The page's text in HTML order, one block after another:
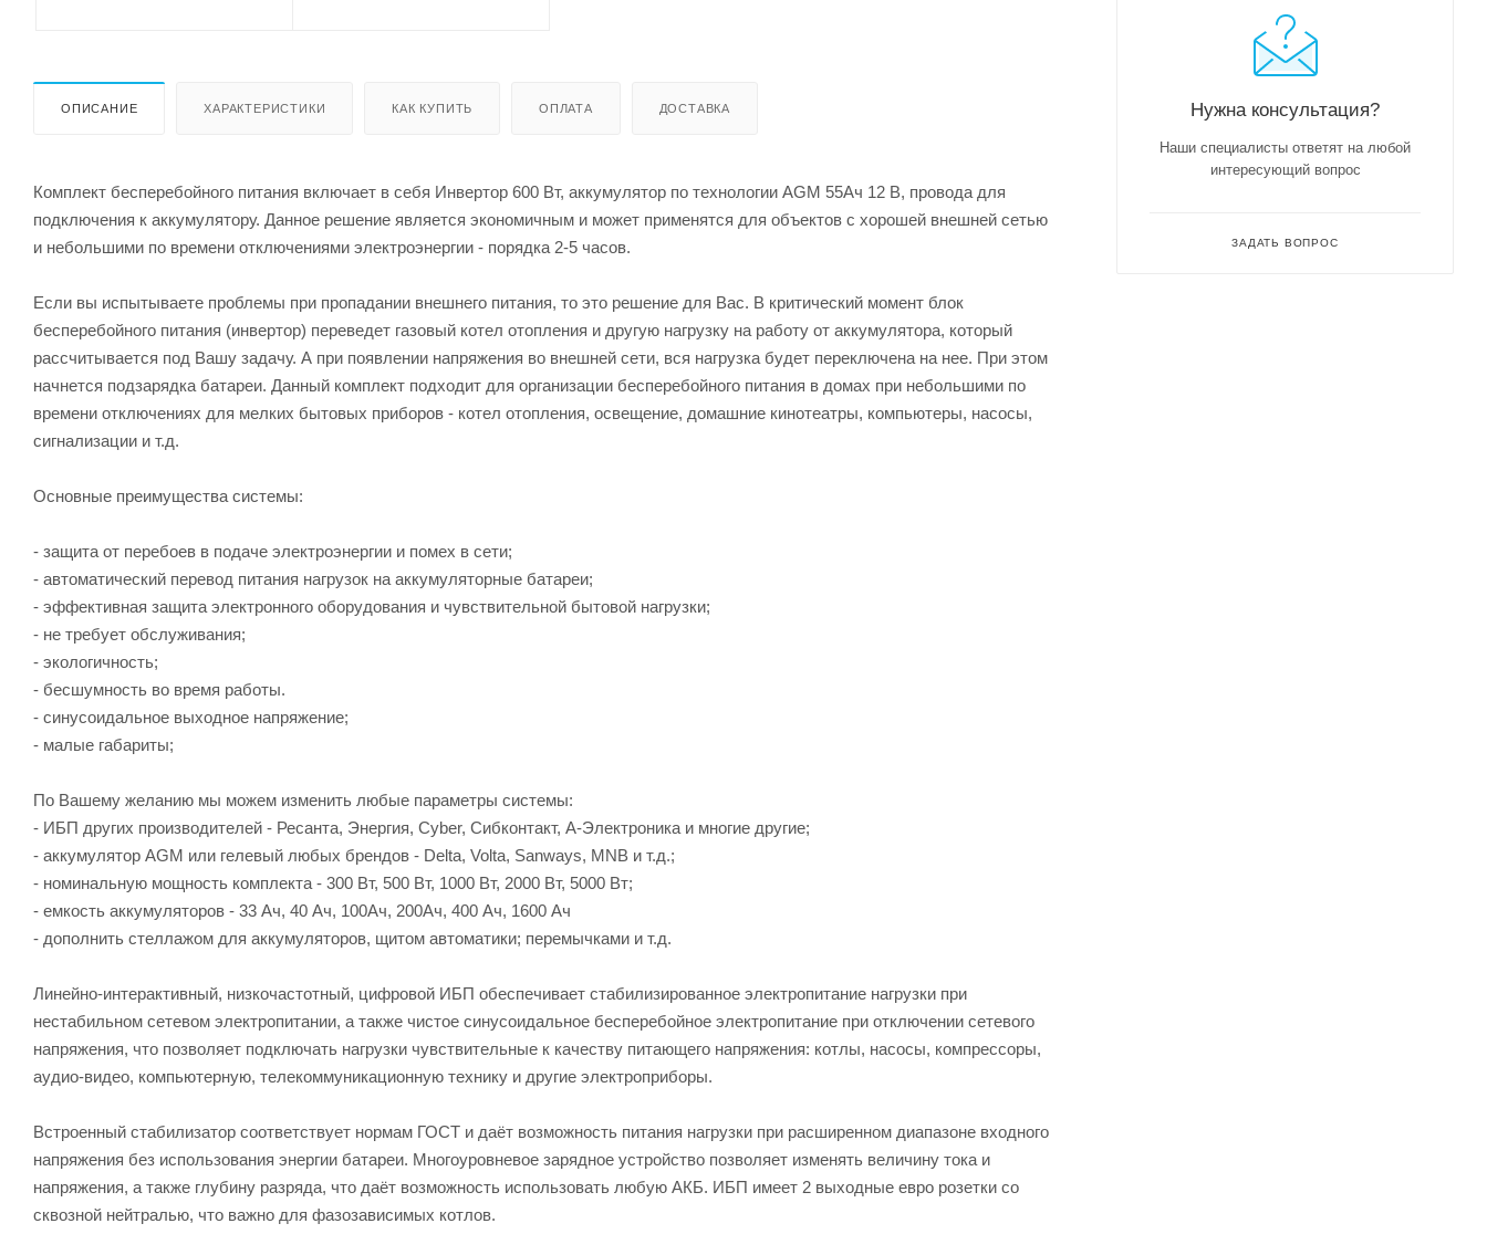
ОПИСАНИЕ ХАРАКТЕРИСТИКИ КАК КУПИТЬ ОПЛАТА ДОСТАВКА
Комплект бесперебойного питания включает в себя Инвертор 600 Вт, аккумулятор по технологии AGM 55Ач 12 В, провода для
подключения к аккумулятору. Данное решение является экономичным и может применятся для объектов с хорошей внешней сетью
и небольшими по времени отключениями электроэнергии - порядка 2-5 часов.
Если вы испытываете проблемы при пропадании внешнего питания, то это решение для Вас. В критический момент блок
бесперебойного питания (инвертор) переведет газовый котел отопления и другую нагрузку на работу от аккумулятора, который
рассчитывается под Вашу задачу. А при появлении напряжения во внешней сети, вся нагрузка будет переключена на нее. При этом
начнется подзарядка батареи. Данный комплект подходит для организации бесперебойного питания в домах при небольшими по
времени отключениях для мелких бытовых приборов - котел отопления, освещение, домашние кинотеатры, компьютеры, насосы,
сигнализации и т.д.
Основные преимущества системы:
- защита от перебоев в подаче электроэнергии и помех в сети;
- автоматический перевод питания нагрузок на аккумуляторные батареи;
- эффективная защита электронного оборудования и чувствительной бытовой нагрузки;
- не требует обслуживания;
- экологичность;
- бесшумность во время работы.
- синусоидальное выходное напряжение;
- малые габариты;
По Вашему желанию мы можем изменить любые параметры системы:
- ИБП других производителей - Ресанта, Энергия, Cyber, Сибконтакт, А-Электроника и многие другие;
- аккумулятор AGM или гелевый любых брендов - Delta, Volta, Sanways, MNB и т.д.;
- номинальную мощность комплекта - 300 Вт, 500 Вт, 1000 Вт, 2000 Вт, 5000 Вт;
- емкость аккумуляторов - 33 Ач, 40 Ач, 100Ач, 200Ач, 400 Ач, 1600 Ач
- дополнить стеллажом для аккумуляторов, щитом автоматики; перемычками и т.д.
Линейно-интерактивный, низкочастотный, цифровой ИБП обеспечивает стабилизированное электропитание нагрузки при
нестабильном сетевом электропитании, а также чистое синусоидальное бесперебойное электропитание при отключении сетевого
напряжения, что позволяет подключать нагрузки чувствительные к качеству питающего напряжения: котлы, насосы, компрессоры,
аудио-видео, компьютерную, телекоммуникационную технику и другие электроприборы.
Встроенный стабилизатор соответствует нормам ГОСТ и даёт возможность питания нагрузки при расширенном диапазоне входного
напряжения без использования энергии батареи. Многоуровневое зарядное устройство позволяет изменять величину тока и
напряжения, а также глубину разряда, что даёт возможность использовать любую АКБ. ИБП имеет 2 выходные евро розетки со
сквозной нейтралью, что важно для фазозависимых котлов.
Нужна консультация?
Наши специалисты ответят на любой
интересующий вопрос
ЗАДАТЬ ВОПРОС